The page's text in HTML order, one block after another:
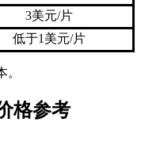
3美元/片
低于1美元/片
格参考